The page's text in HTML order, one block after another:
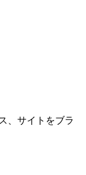
、サイトをブラ